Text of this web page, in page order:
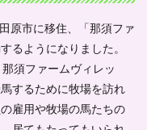
原市に移住、「那須ファ
るようになりました。
須ファームヴィレッ
するために牧場を訪れ
雇用や牧場の馬たちの